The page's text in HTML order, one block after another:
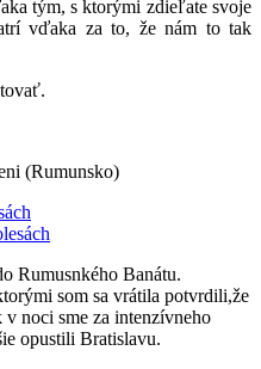
tým, s ktorými zdieľate svoje
vďaka za to, že nám to tak
(Rumunsko)
Rumusnkého Banátu.
som sa vrátila potvrdili,že
noci sme za intenzívneho
opustili Bratislavu.